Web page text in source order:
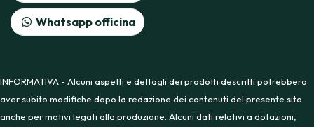
Whatsapp officina
INFORMATIVA - Alcuni aspetti e dettagli dei prodotti descritti potrebbero
aver subito modifiche dopo la redazione dei contenuti del presente sito
anche per motivi legati alla produzione. Alcuni dati relativi a dotazioni,